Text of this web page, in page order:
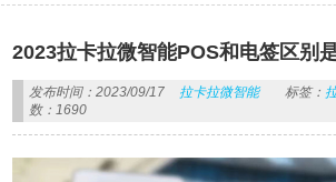
2023拉卡拉微智能POS和电签区别
发布时间：2023/09/17 拉卡拉微智能 标签：
数：1690